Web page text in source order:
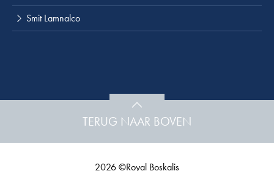
Smit Lamnalco
TERUG NAAR BOVEN
2026 ©Royal Boskalis